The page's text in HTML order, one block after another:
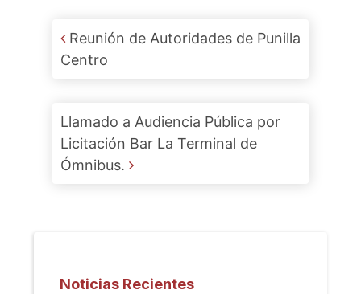
Post navigation
Reunión de Autoridades de Punilla
Centro
Llamado a Audiencia Pública por
Licitación Bar La Terminal de
Ómnibus.
Noticias Recientes